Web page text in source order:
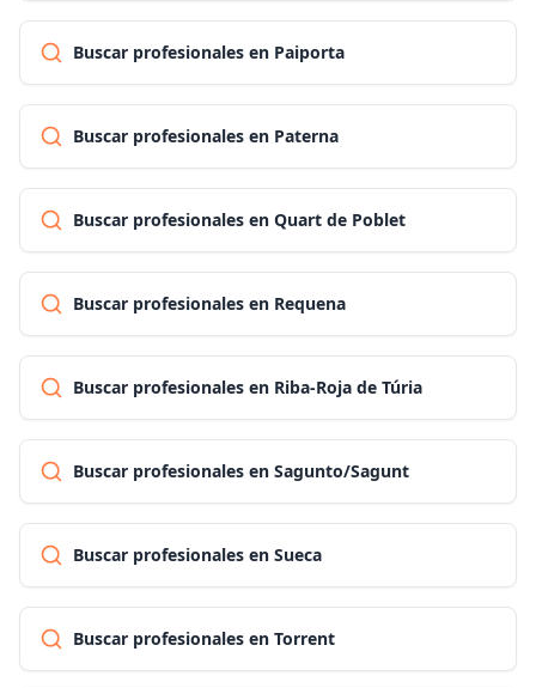
Buscar profesionales en Paiporta
Buscar profesionales en Paterna
Buscar profesionales en Quart de Poblet
Buscar profesionales en Requena
Buscar profesionales en Riba-Roja de Túria
Buscar profesionales en Sagunto/Sagunt
Buscar profesionales en Sueca
Buscar profesionales en Torrent